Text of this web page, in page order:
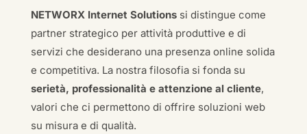
NETWORX Internet Solutionssi distingue come
partner strategico per attività produttive e di
servizi che desiderano una presenza online solida
e competitiva. La nostra filosofia si fonda su
serietà, professionalità e attenzione al cliente,
valori che ci permettono di offrire soluzioni web
su misura e di qualità.